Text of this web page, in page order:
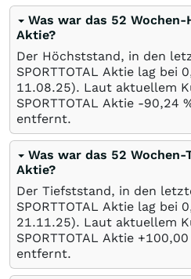
Was war das 52 Wochen-
Aktie?
Der Höchststand, in den
SPORTTOTAL Aktie lag bei
11.08.25). Laut aktuellem
SPORTTOTAL Aktie -90,24
entfernt.
Was war das 52 Wochen-
Aktie?
Der Tiefststand, in den
SPORTTOTAL Aktie lag bei
21.11.25). Laut aktuellem
SPORTTOTAL Aktie +100,00
entfernt.